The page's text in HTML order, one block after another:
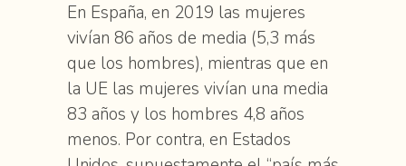
En España, en 2019 las mujeres
vivían 86 años de media (5,3 más
que los hombres), mientras que en
la UE las mujeres vivían una media
83 años y los hombres 4,8 años
menos. Por contra, en Estados